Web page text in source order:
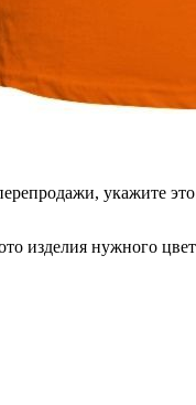
укажите
изделия нужного